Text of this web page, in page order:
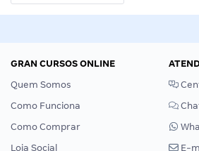
GRAN CURSOS ONLINE
Quem Somos
Como Funciona
Como Comprar
Loja Social
E-